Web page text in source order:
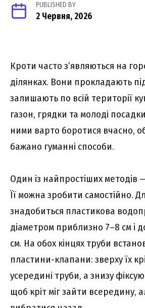
PUBLISHED BY
2 Червня, 2026
Кроти часто з’являються на
ділянках. Вони прокладають
залишають по всій території
газон, грядки та молоді
ними варто боротися вчасно,
бажано гуманні способи.
Один із найпростіших методів
Її можна зробити самостійно.
знадобиться пластикова
діаметром приблизно 7–8 см і
см. На обох кінцях труби
пластини-клапани: зверху їх
усередині труби, а знизу
щоб кріт міг зайти всередину,